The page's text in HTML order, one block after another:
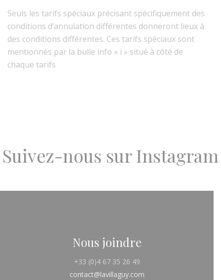
Seuls les tarifs spéciaux précisant spécifiquement des
conditions d’annulation différentes donneront lieux à
des conditions différentes. Ces tarifs spéciaux sont
mentionnés par la bulle info « i » situé à côté de
chaque tarifs
Suivez-nous sur Instagram
Nous joindre
+33 (0)4 67 35 26 49
contact@lavillaguy.com